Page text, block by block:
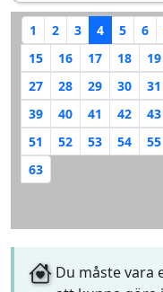
1 2 3 4 5 6
15
16 17 18 19
27
28 29 30 31
39
40 41 42 43
51
52 53 54 55
63
Du måste vara